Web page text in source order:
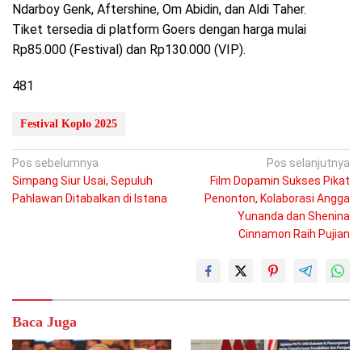
Ndarboy Genk, Aftershine, Om Abidin, dan Aldi Taher.
Tiket tersedia di platform Goers dengan harga mulai
Rp85.000 (Festival) dan Rp130.000 (VIP).
481
Festival Koplo 2025
Navigasi
pos
Pos sebelumnya
Simpang Siur Usai, Sepuluh
Pahlawan Ditabalkan di Istana
Pos selanjutnya
Film Dopamin Sukses Pikat
Penonton, Kolaborasi Angga
Yunanda dan Shenina
Cinnamon Raih Pujian
Baca Juga